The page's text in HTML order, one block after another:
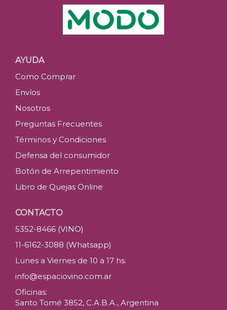
AYUDA
Como Comprar
Envíos
Nosotros
Preguntas Frecuentes
Términos y Condiciones
Defensa del consumidor
Botón de Arrepentimiento
Libro de Quejas Online
CONTACTO
5352-8466 (VINO)
11-6162-3088 (Whatsapp)
Lunes a Viernes de 10 a 17 hs.
info@espaciovino.com.ar
Oficinas:
Santo Tomé 3852, C.A.B.A., Argentina